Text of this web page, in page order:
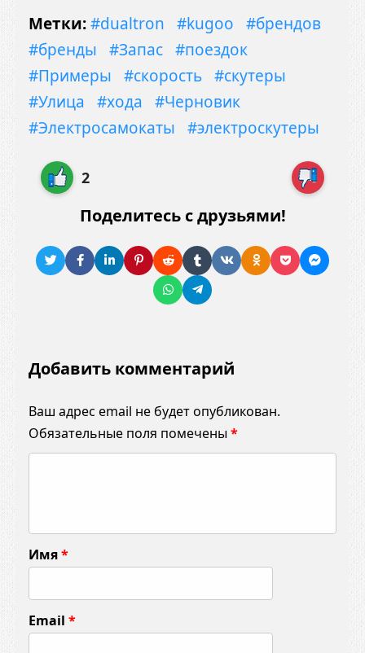
Метки:#dualtron #kugoo
#брендов
#бренды
#Запас #поездок
#Примеры
#скорость #скутеры
#Улица
#хода
#Черновик
#Электросамокаты
#электроскутеры
2
Поделитесь с друзьями!
Добавить комментарий
Ваш адрес email не будет опубликован.
Обязательные поля помечены *
м
е
т
а
Имя*
Email *